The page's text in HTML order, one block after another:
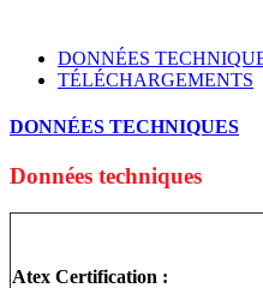
DONNÉES
TÉLÉCHARGEMENTS
DONNÉES TECHNIQUES
Données techniques
Atex Certification :